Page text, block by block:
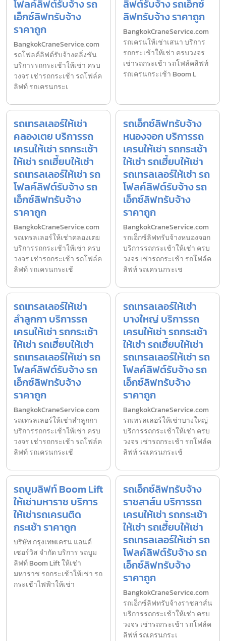
โฟลค์ลิฟต์รับจ้าง รถ
เอ็กซ์ลิฟทรับจ้าง
ราคาถูก
BangkokCraneService.com
รถโฟลค์ลิฟต์รับจ้างตลิ่งชัน
บริการรถกระเช้าให้เช่า ครบ
วงจร เช่ารถกระเช้า รถโฟล์ค
ลิฟท์ รถเครนกระเ
ลิฟต์รับจ้าง รถเอ็กซ์
ลิฟทรับจ้าง ราคาถูก
BangkokCraneService.com
รถเครนให้เช่าเสนา บริการ
รถกระเช้าให้เช่า ครบวงจร
เช่ารถกระเช้า รถโฟล์คลิฟท์
รถเครนกระเช้า Boom L
รถเทรลเลอร์ให้เช่า
คลองเตย บริการรถ
เครนให้เช่า รถกระเช้า
ให้เช่า รถเฮี้ยบให้เช่า
รถเทรลเลอร์ให้เช่า รถ
โฟลค์ลิฟต์รับจ้าง รถ
เอ็กซ์ลิฟทรับจ้าง
ราคาถูก
BangkokCraneService.com
รถเทรลเลอร์ให้เช่าคลองเตย
บริการรถกระเช้าให้เช่า ครบ
วงจร เช่ารถกระเช้า รถโฟล์ค
ลิฟท์ รถเครนกระเช้
รถเอ็กซ์ลิฟทรับจ้าง
หนองจอก บริการรถ
เครนให้เช่า รถกระเช้า
ให้เช่า รถเฮี้ยบให้เช่า
รถเทรลเลอร์ให้เช่า รถ
โฟลค์ลิฟต์รับจ้าง รถ
เอ็กซ์ลิฟทรับจ้าง
ราคาถูก
BangkokCraneService.com
รถเอ็กซ์ลิฟทรับจ้างหนองจอก
บริการรถกระเช้าให้เช่า ครบ
วงจร เช่ารถกระเช้า รถโฟล์ค
ลิฟท์ รถเครนกระเช
รถเทรลเลอร์ให้เช่า
ลำลูกกา บริการรถ
เครนให้เช่า รถกระเช้า
ให้เช่า รถเฮี้ยบให้เช่า
รถเทรลเลอร์ให้เช่า รถ
โฟลค์ลิฟต์รับจ้าง รถ
เอ็กซ์ลิฟทรับจ้าง
ราคาถูก
BangkokCraneService.com
รถเทรลเลอร์ให้เช่าลำลูกกา
บริการรถกระเช้าให้เช่า ครบ
วงจร เช่ารถกระเช้า รถโฟล์ค
ลิฟท์ รถเครนกระเช้
รถเทรลเลอร์ให้เช่า
บางใหญ่ บริการรถ
เครนให้เช่า รถกระเช้า
ให้เช่า รถเฮี้ยบให้เช่า
รถเทรลเลอร์ให้เช่า รถ
โฟลค์ลิฟต์รับจ้าง รถ
เอ็กซ์ลิฟทรับจ้าง
ราคาถูก
BangkokCraneService.com
รถเทรลเลอร์ให้เช่าบางใหญ่
บริการรถกระเช้าให้เช่า ครบ
วงจร เช่ารถกระเช้า รถโฟล์ค
ลิฟท์ รถเครนกระเช้
รถบูมลิฟท์ Boom Lift
ให้เช่ามหาราช บริการ
ให้เช่ารถเครนติด
กระเช้า ราคาถูก
บริษัท กรุงเทพเครน แอนด์
เซอร์วิส จำกัด บริการ รถบูม
ลิฟท์ Boom Lift ให้เช่า
มหาราช รถกระเช้าให้เช่า รถ
กระเช้าไฟฟ้าให้เช่า
รถเอ็กซ์ลิฟทรับจ้าง
ราชสาส์น บริการรถ
เครนให้เช่า รถกระเช้า
ให้เช่า รถเฮี้ยบให้เช่า
รถเทรลเลอร์ให้เช่า รถ
โฟลค์ลิฟต์รับจ้าง รถ
เอ็กซ์ลิฟทรับจ้าง
ราคาถูก
BangkokCraneService.com
รถเอ็กซ์ลิฟทรับจ้างราชสาส์น
บริการรถกระเช้าให้เช่า ครบ
วงจร เช่ารถกระเช้า รถโฟล์ค
ลิฟท์ รถเครนกระเ